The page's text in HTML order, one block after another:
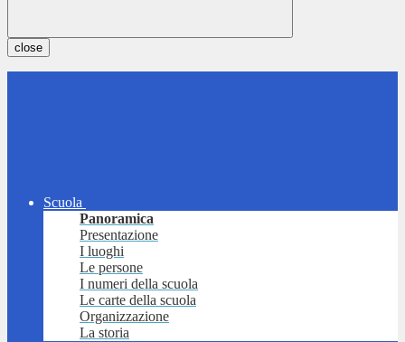
close
Scuola
Panoramica
Presentazione
I luoghi
Le persone
I numeri della scuola
Le carte della scuola
Organizzazione
La storia